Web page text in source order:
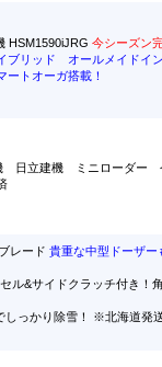
HSM1590iJRG 今シーズン
ブリッド オールメイド
ートオーガ搭載！
日立建機 ミニローダー
レード 貴重な中型ドーザー
ル&サイドクラッチ付き！
しっかり除雪！ ※北海道発